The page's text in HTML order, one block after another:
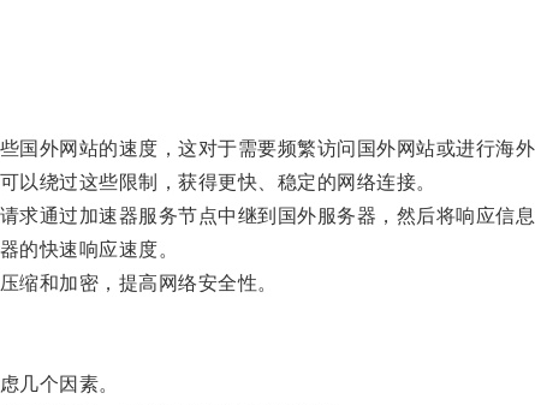
外网站的速度，这对于需要频繁访问国外网站或进行海外
绕过这些限制，获得更快、稳定的网络连接。
通过加速器服务节点中继到国外服务器，然后将响应信息
快速响应速度。
和加密，提高网络安全性。
几个因素。